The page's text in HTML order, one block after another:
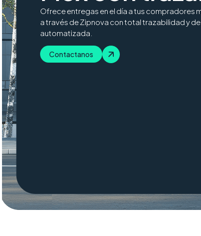
Ofrece entregas en el día a tus compradores
a través de Zipnova con total trazabilidad y
automatizada.
Contactanos